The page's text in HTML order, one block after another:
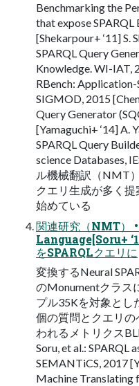
Benchmarking the
that expose SPARQL
[Shekarpour+ ‘11] S.
SPARQL Query
Knowledge. WI-IAT,
RBench:
SIGMOD, 2015
Query Generator
[Yamaguchi+ ‘14] A.
SPARQL Query
science Databases,
ル機械翻訳（NMT
クエリ⽣成が多く
始めている
関連研究（NMT）
Language[Soru+
をSPARQLクエリに
変換するNeural
のMonumentクラス
プル35Kを対象とし
個の質問とクエリの
われるメトリクス
Soru, et al.: SPARQL
SEMANTiCS, 2017
Machine Translating